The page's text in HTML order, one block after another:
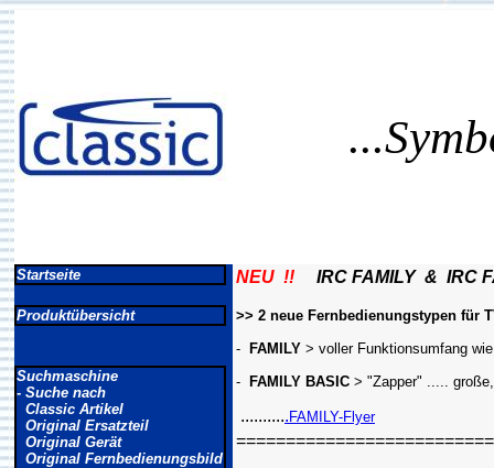
Startseite
Produktübersicht
Suchmaschine
- Suche nach
Classic Artikel
Original Ersatzteil
Original Gerät
Original Fernbedienungsbild
NEU !! IRC FAMILY & IRC
>> 2 neue Fernbedienungstypen für
-
FAMILY > voller Funktionsumfang
-
FAMILY BASIC > "Zapper" .....
........... FAMILY-Flyer